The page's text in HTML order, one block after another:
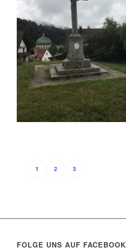
1 2 3
FOLGE UNS AUF FACEBOOK